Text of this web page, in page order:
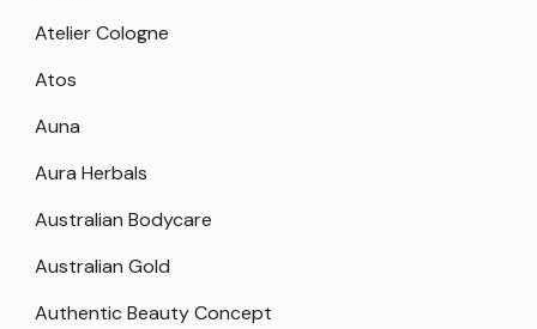
Atelier Cologne
Atos
Auna
Aura Herbals
Australian Bodycare
Australian Gold
Authentic Beauty Concept